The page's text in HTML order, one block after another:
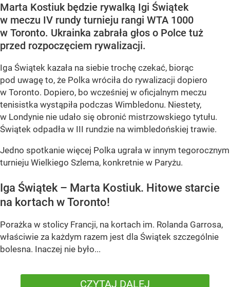
Marta Kostiuk będzie rywalką Igi Świątek
w meczu IV rundy turnieju rangi WTA 1000
w Toronto. Ukrainka zabrała głos o Polce tuż
przed rozpoczęciem rywalizacji.
Iga Świątek kazała na siebie trochę czekać, biorąc
pod uwagę to, że Polka wróciła do rywalizacji dopiero
w Toronto. Dopiero, bo wcześniej w oficjalnym meczu
tenisistka wystąpiła podczas Wimbledonu. Niestety,
w Londynie nie udało się obronić mistrzowskiego tytułu.
Świątek odpadła w III rundzie na wimbledońskiej trawie.
Jedno spotkanie więcej Polka ugrała w innym tegorocznym
turnieju Wielkiego Szlema, konkretnie w Paryżu.
Iga Świątek – Marta Kostiuk. Hitowe starcie
na kortach w Toronto!
Porażka w stolicy Francji, na kortach im. Rolanda Garrosa,
właściwie za każdym razem jest dla Świątek szczególnie
bolesna. Inaczej nie było...
CZYTAJ DALEJ